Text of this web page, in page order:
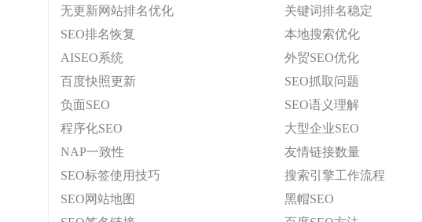
无更新网站排名优化
关键词排名稳定
SEO排名恢复
本地搜索优化
AISEO系统
外贸SEO优化
百度快照更新
SEO抓取问题
负面SEO
SEO语义理解
程序化SEO
大型企业SEO
NAP一致性
友情链接数量
SEO标签使用技巧
搜索引擎工作流程
SEO网站地图
黑帽SEO